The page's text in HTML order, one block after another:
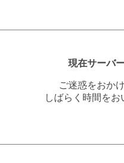
現在サーバ
ご迷惑をおか
しばらく時間を